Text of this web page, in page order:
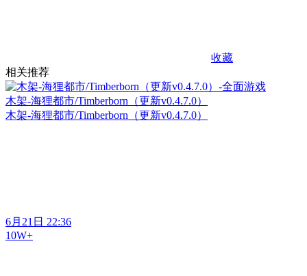
收藏
相关推荐
木架-海狸都市/Timberborn（更新v0.4.7.0）
木架-海狸都市/Timberborn（更新v0.4.7.0）
6月21日 22:36
10W+